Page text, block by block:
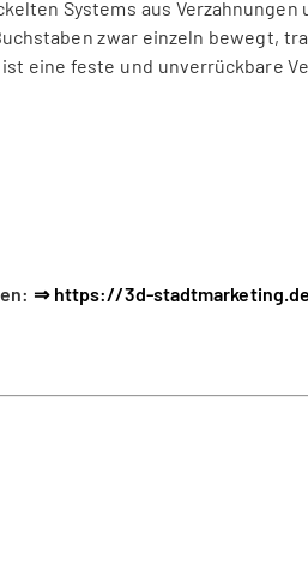
Systems aus Verzahnungen
zwar einzeln bewegt,
eine feste und unverrückbare
⇒ https://3d-